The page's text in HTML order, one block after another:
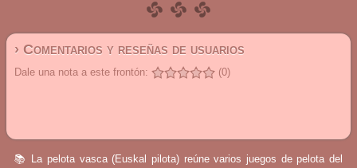
› Comentarios y reseñas de usuarios
Dale una nota a este frontón: (0)
📚 La pelota vasca (Euskal pilota) reúne varios juegos de pelota del